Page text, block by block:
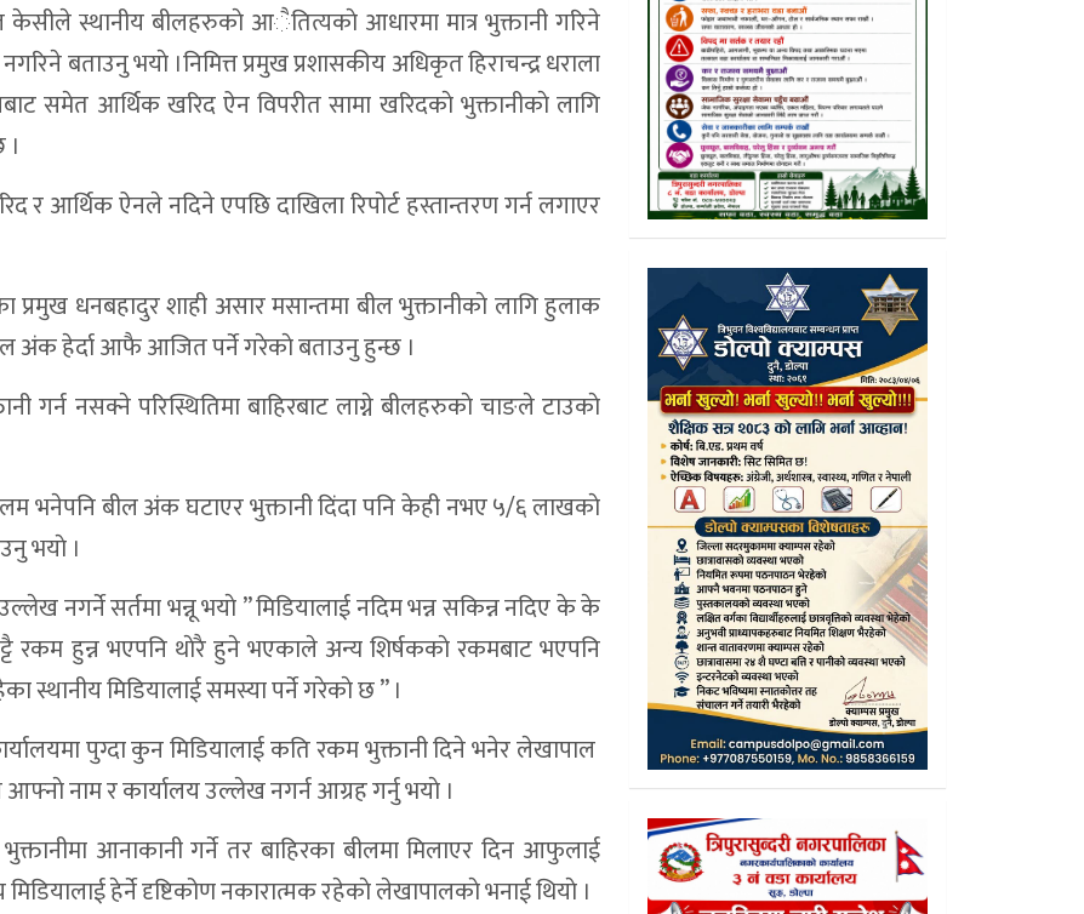
अलपत्र,आयाेजना प्रमुख सम्पर्क विहिन
सेवाप्रवाहमा जवाफदेहिता
जना नियुक्तिका लागि सिफारिस
योजना छनोट तथा बजेट विनियोजन
बन्दुक फेला
शिलान्यास
गर्न ५ दिनको म्याद
सडक निर्माणको शिलान्यास
परेका दुई जनाको परिचय खुल्यो
प्रहरी नियन्त्रणमा,स्राेतबारे अनुसन्धान जारी
१३ पक्की पुलको ठेक्का आह्वान
भेरी करिडोरप्रति चर्कियो आक्रोश
ज्याला रु. १,९५५ र खच्चडको मूल्य १ लाख २० हजार
खारेज
बालविवाह,९९% प्रेम सम्बन्धबाट
उपकरण पनि काँधमै
तहमध्ये सबैभन्दा अगाडि
केसीले स्थानीय बीलहरुकाे आैतित्यकाे आधारमा मात्र भुक्तानी गरिने
बताउनु भयाे ।निमित्त प्रमुख प्रशासकीय अधिकृत हिराचन्द्र धराला
समेत आर्थिक खरिद ऐन विपरीत सामा खरिदकाे भुक्तानीकाे लागि
र आर्थिक ऐनले नदिने एपछि दाखिला रिपोर्ट हस्तान्तरण गर्न लगाएर
प्रमुख धनबहादुर शाही असार मसान्तमा बील भुक्तानीकाे लागि हुलाक
अंक हेर्दा आफै आजित पर्ने गरेकाे बताउनु हुन्छ ।
गर्न नसक्ने परिस्थितिमा बाहिरबाट लाग्ने बीलहरुकाे चाङले टाउकाे
भनेपनि बील अंक घटाएर भुक्तानी दिंदा पनि केही नभए ५/६ लाखकाे
भयाे ।
नगर्ने सर्तमा भन्नू भयाे ” मिडियालाई नदिम भन्न सकिन्न नदिए के के
रकम हुन्न भएपनि थाेरै हुने भएकाले अन्य शिर्षककाे रकमबाट भएपनि
स्थानीय मिडियालाई समस्या पर्ने गरेकाे छ ” ।
पुग्दा कुन मिडियालाई कति रकम भुक्तानी दिने भनेर लेखापाल
नाम र कार्यालय उल्लेख नगर्न आग्रह गर्नु भयाे ।
आनाकानी गर्ने तर बाहिरका बीलमा मिलाएर दिन आफुलाई
हेर्ने दृष्टिकोण नकारात्मक रहेकाे लेखापालकाे भनाई थियाे ।